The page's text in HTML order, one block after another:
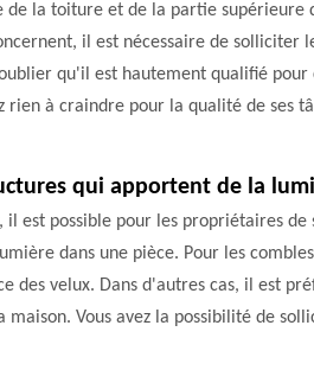
de la toiture et de la partie
il est nécessaire de solliciter
qu'il est hautement qualifié
rien à craindre pour la qualité de ses
qui apportent de la
il est possible pour les propriétaires
dans une pièce. Pour les
des velux. Dans d'autres cas, il est
maison. Vous avez la possibilité de